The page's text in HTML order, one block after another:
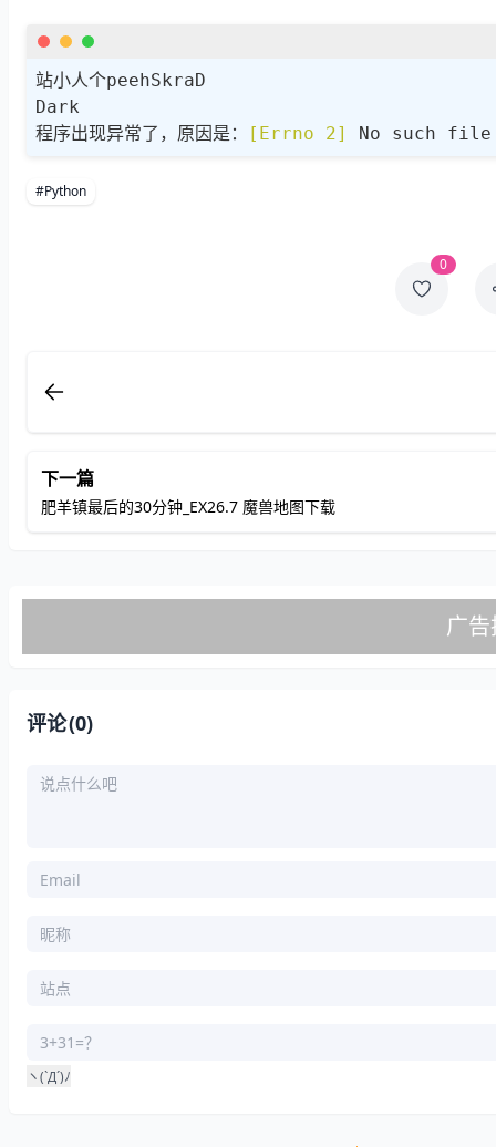
站小人个peehSkraD
Dark
程序出现异常了，原因是：
[Errno 2] No such
#Python
0
下一篇
肥羊镇最后的30分钟_EX26.7 魔兽地图下载
评论(0)
ヽ(`Д´)ﾉ